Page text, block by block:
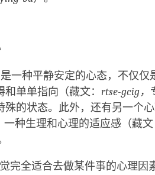
一种平静安定的心态，不仅仅
单单指向（藏文： rtse-gcig，
的状态。此外，还有另一个
种生理和心理的适应感（藏文
完全适合去做某件事的心理因